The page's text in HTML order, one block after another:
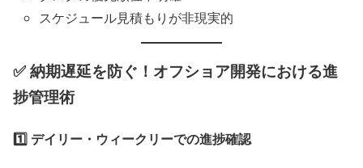
スケジュール見積もりが非現実的
✅ 納期遅延を防ぐ！オフショア開発における進
捗管理術
1️⃣ デイリー・ウィークリーでの進捗確認